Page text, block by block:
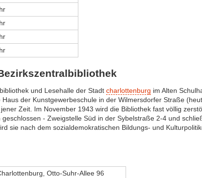
und Lesehalle der Stadt charlottenburg im Alten
der Kunstgewerbeschule in der Wilmersdorfer Straße
Zeit. Im November 1943 wird die Bibliothek fast völlig
- Zweigstelle Süd in der Sybelstraße 2-4 und
sie nach dem sozialdemokratischen Bildungs- und
Otto-Suhr-Allee 96